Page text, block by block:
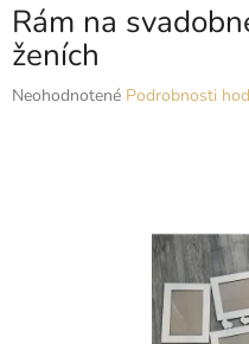
Rám na
ženích
Priemerné
Neohodnotené Podrobnosti